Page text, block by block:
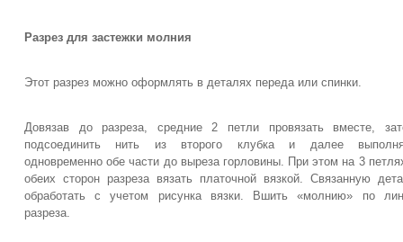
Разрез для застежки молния
Этот разрез можно оформлять в деталях переда или спинки.
Довязав до разреза, средние 2 петли провязать вместе,
подсоединить нить из второго клубка и далее
одновременно обе части до выреза горловины. При этом на 3
обеих сторон разреза вязать платочной вязкой. Связанную
обработать с учетом рисунка вязки. Вшить «молнию» по
разреза.